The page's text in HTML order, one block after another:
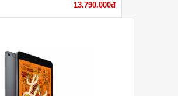
13.790.000đ